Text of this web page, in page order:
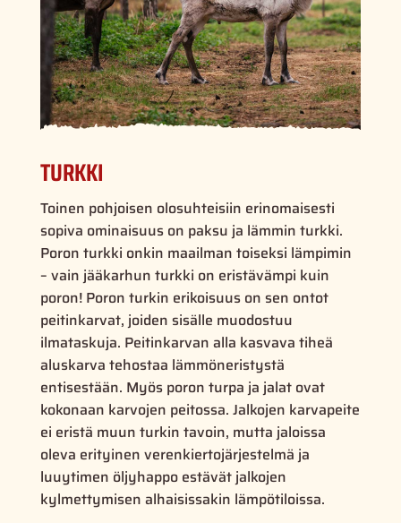
TURKKI
Toinen pohjoisen olosuhteisiin erinomaisesti
sopiva ominaisuus on paksu ja lämmin turkki.
Poron turkki onkin maailman toiseksi lämpimin
– vain jääkarhun turkki on eristävämpi kuin
poron! Poron turkin erikoisuus on sen ontot
peitinkarvat, joiden sisälle muodostuu
ilmataskuja. Peitinkarvan alla kasvava tiheä
aluskarva tehostaa lämmöneristystä
entisestään. Myös poron turpa ja jalat ovat
kokonaan karvojen peitossa. Jalkojen karvapeite
ei eristä muun turkin tavoin, mutta jaloissa
oleva erityinen verenkiertojärjestelmä ja
luuytimen öljyhappo estävät jalkojen
kylmettymisen alhaisissakin lämpötiloissa.